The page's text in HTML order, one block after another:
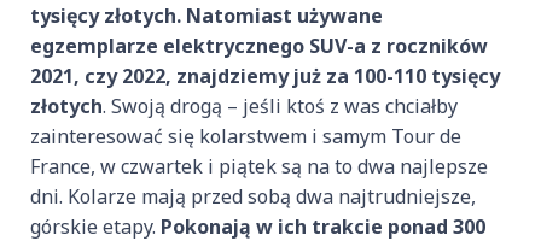
tysięcy złotych. Natomiast używane
egzemplarze elektrycznego SUV-a z roczników
2021, czy 2022, znajdziemy już za 100-110 tysięcy
złotych. Swoją drogą – jeśli ktoś z was chciałby
zainteresować się kolarstwem i samym Tour de
France, w czwartek i piątek są na to dwa najlepsze
dni. Kolarze mają przed sobą dwa najtrudniejsze,
górskie etapy. Pokonają w ich trakcie ponad 300